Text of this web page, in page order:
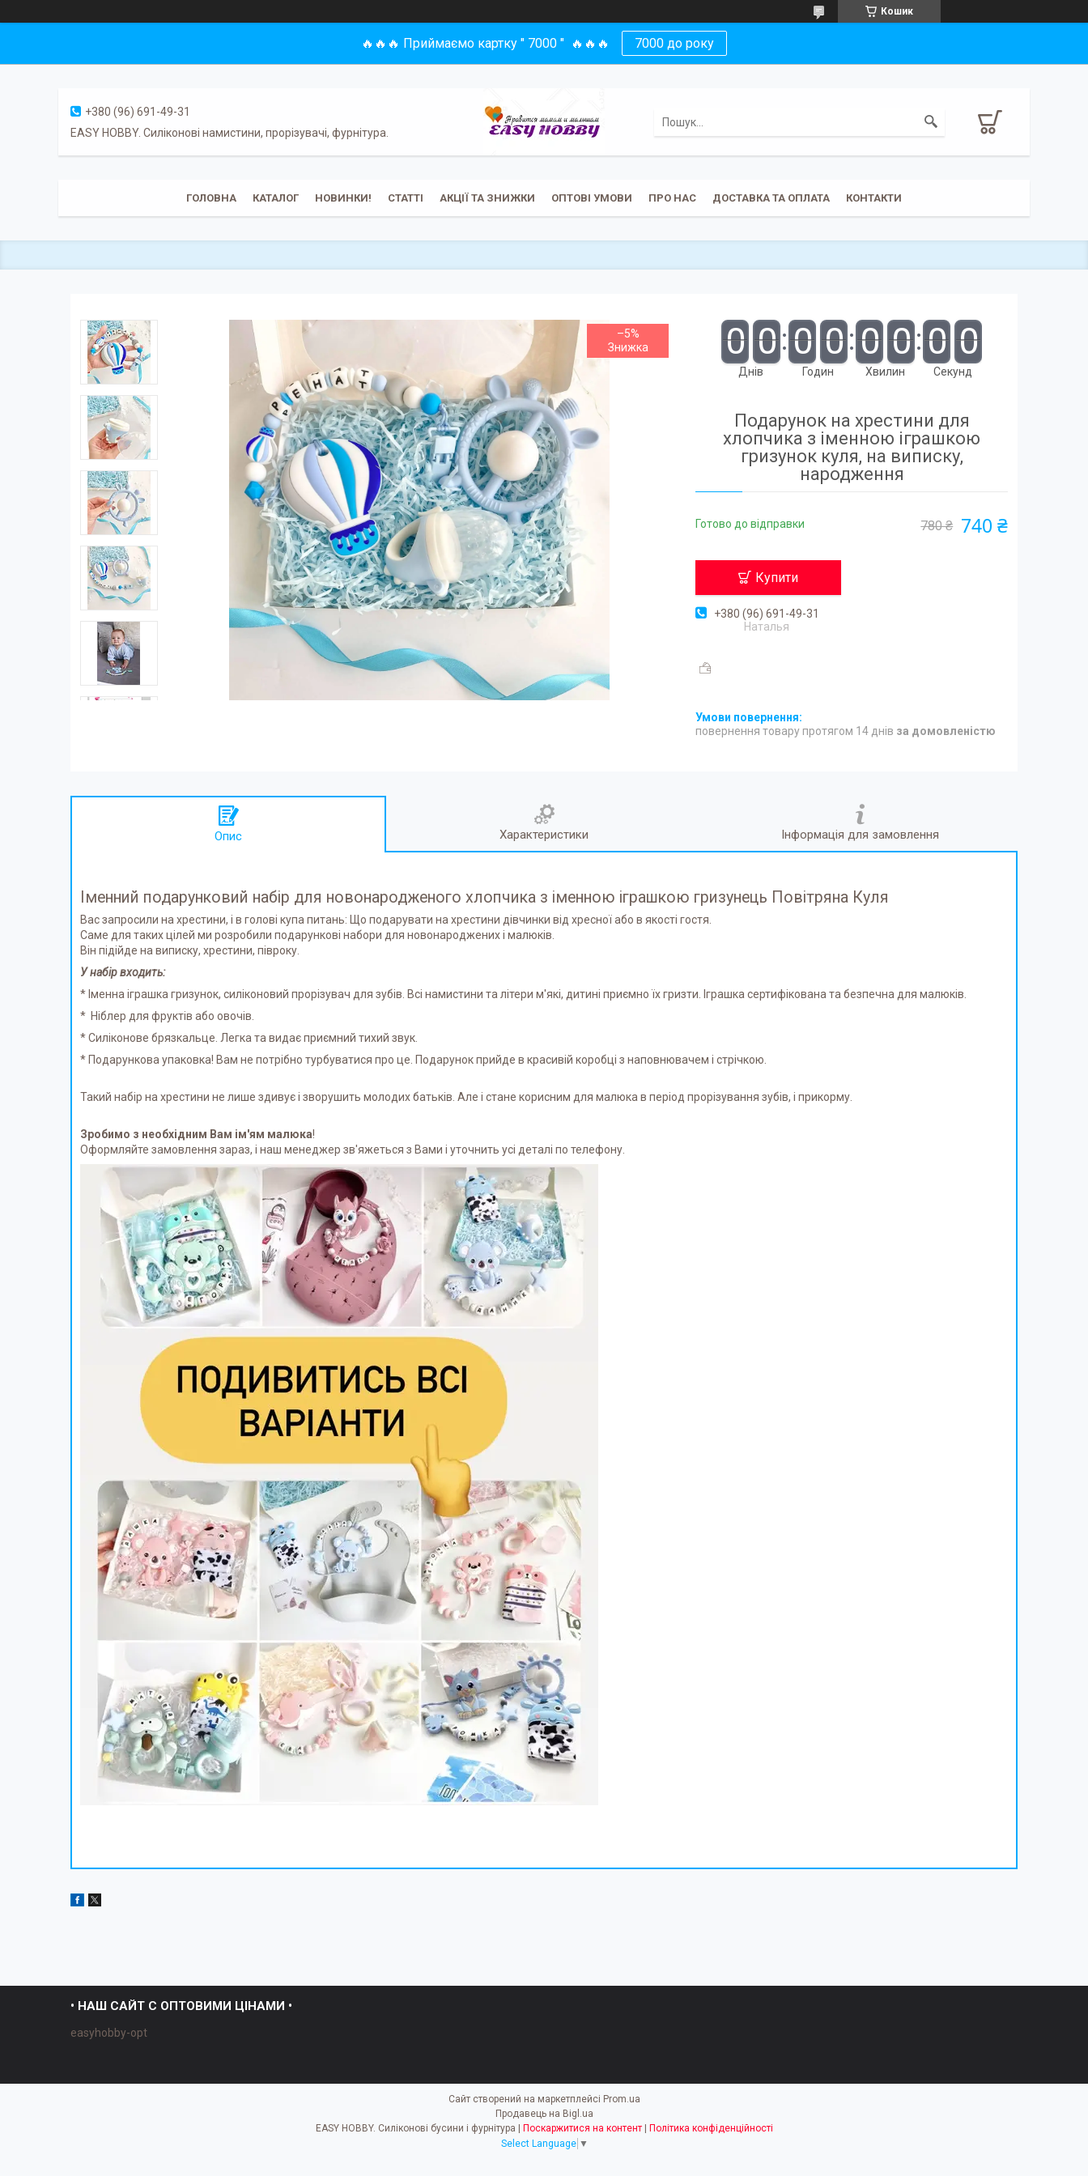
Кошик
🔥🔥🔥 Приймаємо картку " 7000 " 🔥🔥🔥 7000 до року
+380 (96) 691-49-31
EASY HOBBY. Силіконові намистини, прорізувачі, фурнітура.
ГОЛОВНА КАТАЛОГ НОВИНКИ! СТАТТІ АКЦІЇ ТА ЗНИЖКИ ОПТОВІ УМОВИ ПРО НАС ДОСТАВКА ТА ОПЛАТА КОНТАКТИ
–5% 0 0
Днів
0 0
Годин
0 0
Хвилин
0 0
Секунд
Подарунок на хрестини для
хлопчика з іменною іграшкою
гризунок куля, на виписку,
народження
Готово до відправки 780 ₴ 740 ₴
Купити
+380 (96) 691-49-31
Наталья
повернення товару протягом 14 днів за домовленістю
Опис Характеристики Інформація для замовлення
Іменний подарунковий набір для новонародженого хлопчика з іменною іграшкою гризунець Повітряна Куля
Вас запросили на хрестини, і в голові купа питань: Що подарувати на хрестини дівчинки від хресної або в якості гостя.
Саме для таких цілей ми розробили подарункові набори для новонароджених і малюків.
Він підійде на виписку, хрестини, півроку.
У набір входить:
* Іменна іграшка гризунок, силіконовий прорізувач для зубів. Всі намистини та літери м'які, дитині приємно їх гризти. Іграшка сертифікована та безпечна для малюків.
* Ніблер для фруктів або овочів.
* Силіконове брязкальце. Легка та видає приємний тихий звук.
* Подарункова упаковка! Вам не потрібно турбуватися про це. Подарунок прийде в красивій коробці з наповнювачем і стрічкою.
Такий набір на хрестини не лише здивує і зворушить молодих батьків. Але і стане корисним для малюка в період прорізування зубів, і прикорму.
Зробимо з необхідним Вам ім'ям малюка!
Оформляйте замовлення зараз, і наш менеджер зв'яжеться з Вами і уточнить усі деталі по телефону.
• НАШ САЙТ С ОПТОВИМИ ЦІНАМИ •
easyhobby-opt
Сайт створений на маркетплейсі Prom.ua
Продавець на Bigl.ua
EASY HOBBY. Силіконові бусини і фурнітура | Поскаржитися на контент | Політика конфіденційності
Select Language ▼